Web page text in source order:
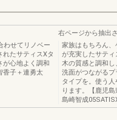
わせてリノベー
たサティスXタ
が心地よく調和
香子＋連勇太
右ページから抽出
家族はもちろん
が充実したサテ
木の質感と調和
洗面がつながる
タイプを。使う
ります。【鹿児
島崎智成